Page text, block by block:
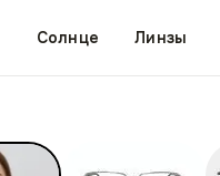
Солнце Линзы